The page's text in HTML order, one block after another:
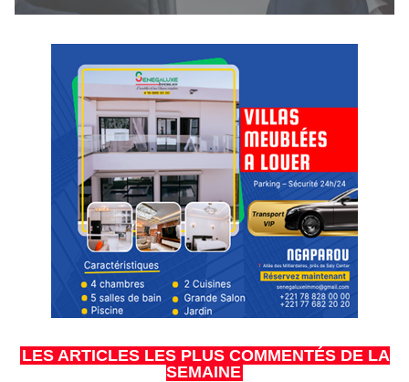
LES ARTICLES LES PLUS COMMENTÉS DE LA
SEMAINE